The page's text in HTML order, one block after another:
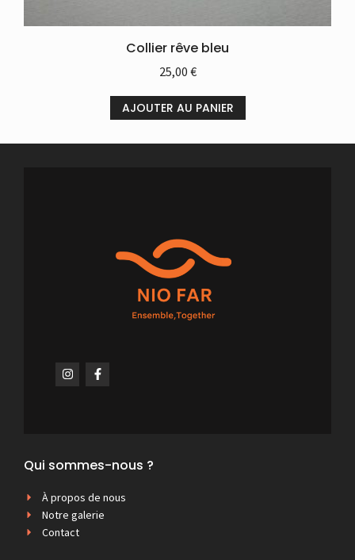
Collier rêve bleu
25,00 €
AJOUTER AU PANIER
Qui sommes-nous ?
À propos de nous
Notre galerie
Contact